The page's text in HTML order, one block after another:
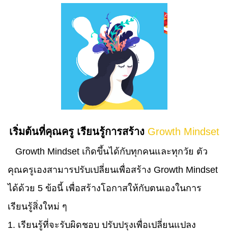
เริ่มต้นที่คุณครู เรียนรู้การสร้าง Growth Mindset
Growth Mindset เกิดขึ้นได้กับทุกคนและทุกวัย ตัว
คุณครูเองสามารปรับเปลี่ยนเพื่อสร้าง Growth Mindset
ได้ด้วย 5 ข้อนี้ เพื่อสร้างโอกาสให้กับตนเองในการ
เรียนรู้สิ่งใหม่ ๆ
1. เรียนรู้ที่จะรับผิดชอบ ปรับปรุงเพื่อเปลี่ยนแปลง